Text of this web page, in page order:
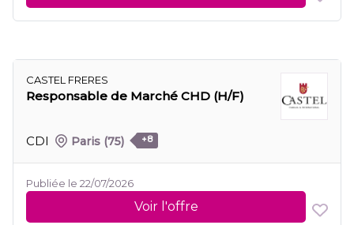
CASTEL FRERES
Responsable de Marché CHD (H/F)
CDI Paris (75) +8
Publiée le 22/07/2026
Voir l'offre